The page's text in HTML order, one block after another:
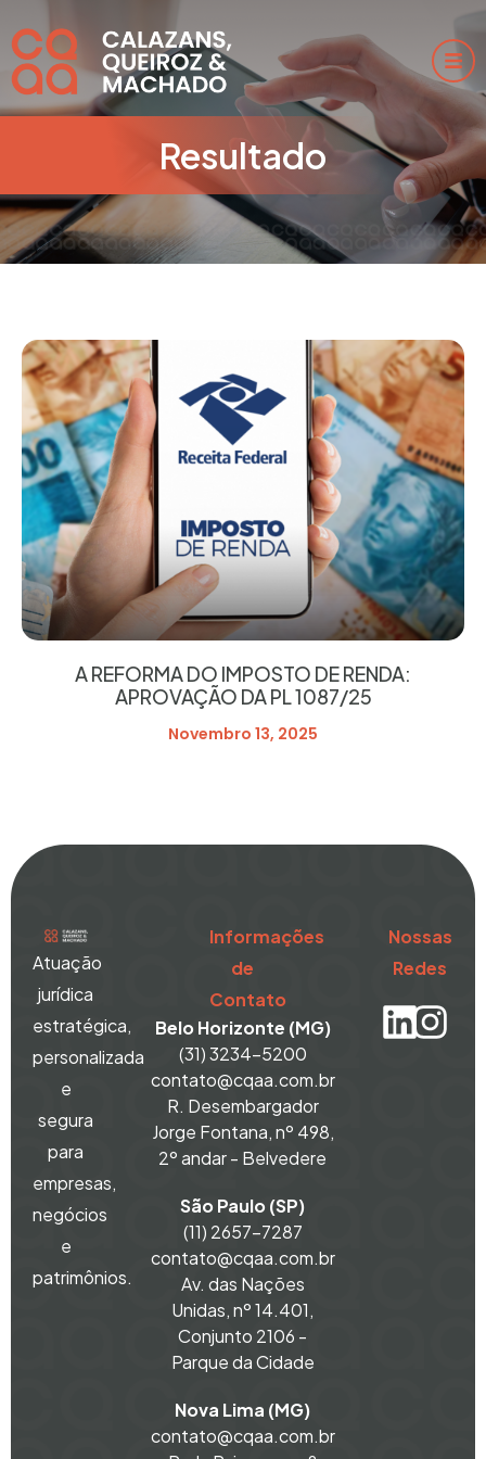
Resultado
A REFORMA DO IMPOSTO DE RENDA:
APROVAÇÃO DA PL 1087/25
Novembro 13, 2025
Atuação
jurídica
estratégica,
personalizada
e
segura
para
empresas,
negócios
e
patrimônios.
Informações
de
Contato
Belo Horizonte (MG)
(31) 3234-5200
contato@cqaa.com.br
R. Desembargador
Jorge Fontana, nº 498,
2º andar - Belvedere
São Paulo (SP)
(11) 2657-7287
contato@cqaa.com.br
Av. das Nações
Unidas, nº 14.401,
Conjunto 2106 -
Parque da Cidade
Nova Lima (MG)
contato@cqaa.com.br
Nossas
Redes